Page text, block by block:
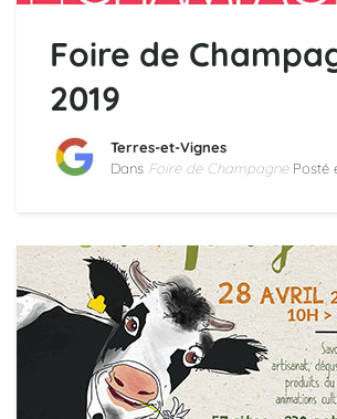
Foire de
2019
Terres-et-Vignes
Dans Foire de ChampagnePosté